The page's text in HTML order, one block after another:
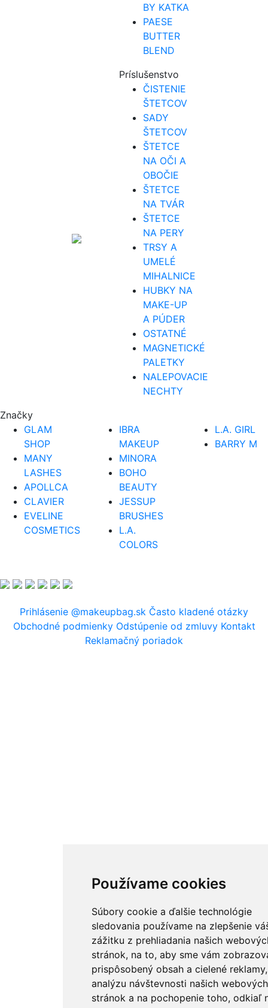
Používame cookies
Súbory cookie a ďalšie technológie
sledovania používame na zlepšenie
zážitku z prehliadania našich
stránok, na to, aby sme vám
prispôsobený obsah a cielené
analýzu návštevnosti našich webových
stránok a na pochopenie toho, odkiaľ
BY KATKA
PAESE
BUTTER
BLEND
Príslušenstvo
ČISTENIE
ŠTETCOV
SADY
ŠTETCOV
ŠTETCE
NA OČI A
OBOČIE
ŠTETCE
NA TVÁR
ŠTETCE
NA PERY
TRSY A
UMELÉ
MIHALNICE
HUBKY NA
MAKE-UP
A PÚDER
OSTATNÉ
MAGNETICKÉ
PALETKY
NALEPOVACIE
NECHTY
Značky
GLAM
SHOP
MANY
LASHES
APOLLCA
CLAVIER
EVELINE
COSMETICS
IBRA
MAKEUP
MINORA
BOHO
BEAUTY
JESSUP
BRUSHES
L.A.
COLORS
L.A. GIRL
BARRY M
Prihlásenie @makeupbag.sk Často kladené otázky
Obchodné podmienky Odstúpenie od zmluvy Kontakt
Reklamačný poriadok